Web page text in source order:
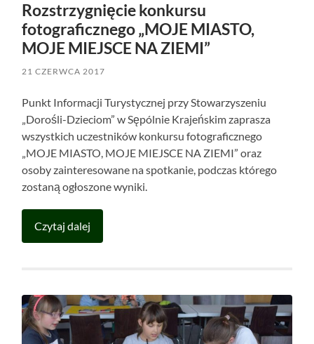
Rozstrzygnięcie konkursu
fotograficznego „MOJE MIASTO,
MOJE MIEJSCE NA ZIEMI”
21 CZERWCA 2017
Punkt Informacji Turystycznej przy Stowarzyszeniu
„Dorośli-Dzieciom” w Sępólnie Krajeńskim zaprasza
wszystkich uczestników konkursu fotograficznego
„MOJE MIASTO, MOJE MIEJSCE NA ZIEMI” oraz
osoby zainteresowane na spotkanie, podczas którego
zostaną ogłoszone wyniki.
Czytaj dalej